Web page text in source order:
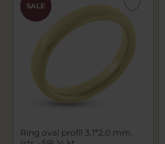
SALE
Ring oval profil 3,1*2,0 mm.